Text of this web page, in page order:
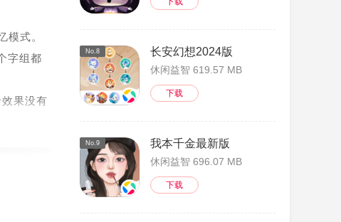
模式。
字组都
果没有
No.8 长安幻想2024版
休闲益智 619.57 MB
下载
No.9 我本千金最新版
休闲益智 696.07 MB
下载